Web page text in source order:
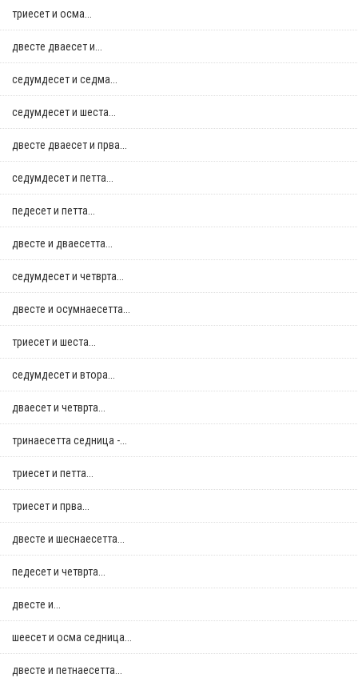
триесет и осма...
двестe дваесет и...
седумдесет и седма...
седумдесет и шеста...
двестe дваесет и прва...
седумдесет и петта...
педесет и петта...
двестe и дваесетта...
седумдесет и четврта...
двестe и осумнaесетта...
триесет и шеста...
седумдесет и втора...
дваесет и четврта...
тринаесетта седница -...
триесет и петта...
триесет и прва...
двестe и шеснаесетта...
педесет и четврта...
двестe и...
шеесет и осма седница...
двестe и петнаесетта...